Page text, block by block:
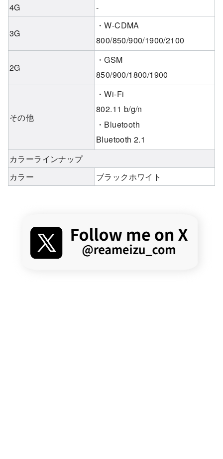
4G
-
3G
・W-CDMA
800/850/900/1900/2100
2G
・GSM
850/900/1800/1900
その他
・Wi-Fi
802.11 b/g/n
・Bluetooth
Bluetooth 2.1
カラーラインナップ
カラー
ブラックホワイト